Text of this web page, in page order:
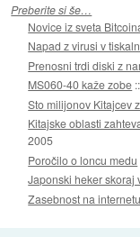
Preberite si še…
Novice iz sveta
Napad z virusi v
Prenosni trdi diski z
MS060-40 kaže zobe ::
Sto milijonov Kitajcev
Kitajske oblasti
2005
Poročilo o loncu medu
Japonski heker skoraj
Zasebnost na